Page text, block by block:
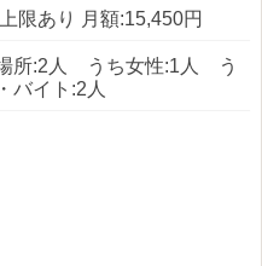
限あり 月額:15,450円
所:2人 うち女性:1人 う
バイト:2人